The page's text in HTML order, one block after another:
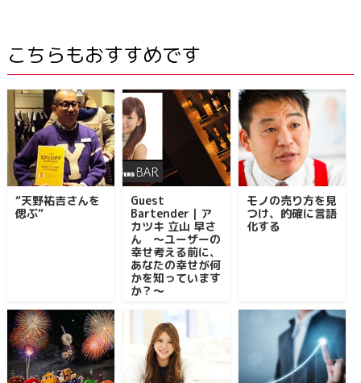
こちらもおすすめです
“天野祐吉さんを
偲ぶ”
Guest
Bartender｜ア
カツキ 立山 早さ
ん ～ユーザーの
幸せ考える前に、
あなたの幸せが何
かを知っています
か？～
モノの売り方を見
つけ、的確に言語
化する